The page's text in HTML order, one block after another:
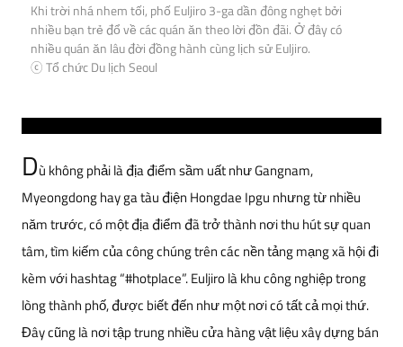
Khi trời nhá nhem tối, phố Euljiro 3-ga dần đông nghẹt bởi
nhiều bạn trẻ đổ về các quán ăn theo lời đồn đãi. Ở đây có
nhiều quán ăn lâu đời đồng hành cùng lịch sử Euljiro.
ⓒ Tổ chức Du lịch Seoul
Dù không phải là địa điểm sầm uất như Gangnam,
Myeongdong hay ga tàu điện Hongdae Ipgu nhưng từ nhiều
năm trước, có một địa điểm đã trở thành nơi thu hút sự quan
tâm, tìm kiếm của công chúng trên các nền tảng mạng xã hội đi
kèm với hashtag “#hotplace”. Euljiro là khu công nghiệp trong
lòng thành phố, được biết đến như một nơi có tất cả mọi thứ.
Đây cũng là nơi tập trung nhiều cửa hàng vật liệu xây dựng bán